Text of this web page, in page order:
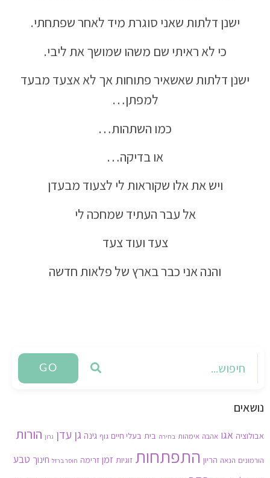
ישנן דלתות שאני סוגרת מיד לאחר שפתחתי.
כי לא ראיתי שם משהו שמושך את ליבי.
ישנן דלתות שאשאיר פתוחות אך לא אצעד מבעד
למפתן…
כמו השתהות…
או בדיקה…
ויש את אלו שקוראות לי לצעוד מבעדן
אל עבר העתיד שמחכה לי
צעד ועוד צעד
והנה אני כבר בארץ של פלאות חדשה
GO
נושאים
אבולוציה אגו אהבה אימהות בחירה בית בעלי חיים גוף גינה גן עדן גרון הורות
הורמונים הנאה הריון התפתחות זוגיות זמן זרימה חוסר ברזל חינוך טבע